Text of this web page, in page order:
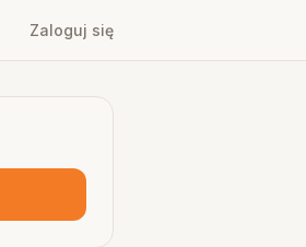
Zaloguj się